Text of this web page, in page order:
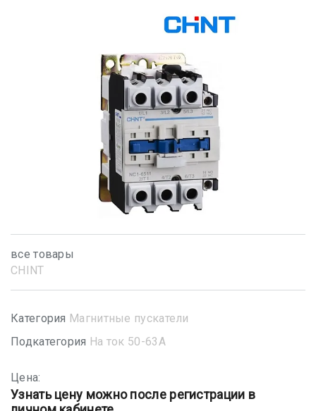
все товары
CHINT
Категория Магнитные пускатели
Подкатегория На ток 50-63А
Цена:
Узнать цену можно после регистрации в